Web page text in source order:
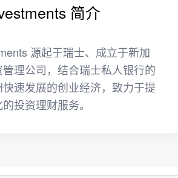
简介
源起于瑞士、成立于新加
理公司，结合瑞士私人银行的
速发展的创业经济，致力于提
投资理财服务。